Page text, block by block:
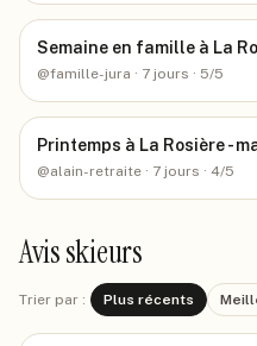
Semaine en famille à La
@famille-jura · 7 jours · 5/5
Printemps à La Rosière -
@alain-retraite · 7 jours · 4/5
Avis skieurs
Trier par : Plus récents